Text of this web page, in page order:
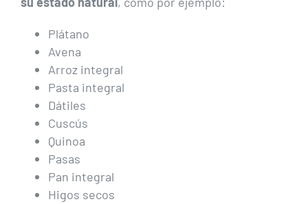
Plátano
Avena
Arroz integral
Pasta integral
Dátiles
Cuscús
Quinoa
Pasas
Pan integral
Higos secos